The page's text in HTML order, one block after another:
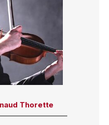
Thorette